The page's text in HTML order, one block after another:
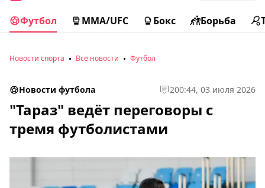
Футбол MMA/UFC Бокс Борьба
Новости спорта Все новости Футбол
Новости футбола 200:44, 03 июля 2026
"Тараз" ведёт переговоры с
тремя футболистами